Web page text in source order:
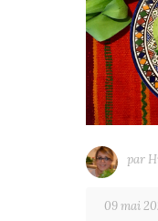
par
09 mai